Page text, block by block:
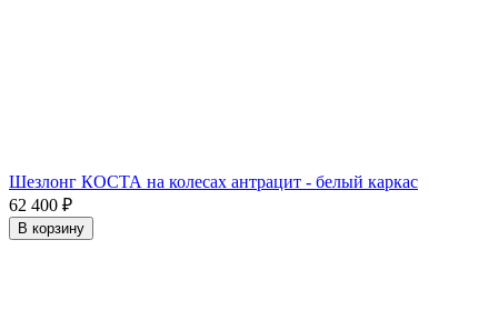
Шезлонг КОСТА на колесах антрацит - белый каркас
62 400 ₽
В корзину